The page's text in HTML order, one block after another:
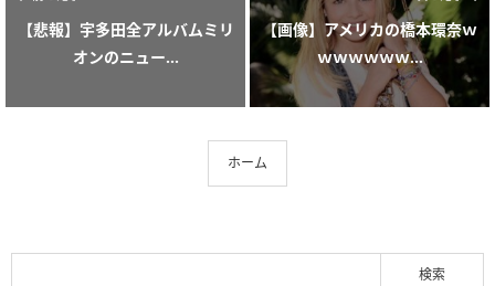
【悲報】宇多田全アルバムミリ
オンのニュー...
【画像】アメリカの橋本環奈ｗ
ｗｗｗｗｗｗ...
ホーム